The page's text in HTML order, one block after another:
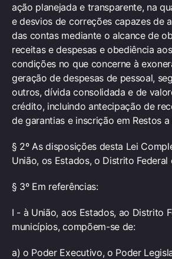
ação planejada e transparente, na
e desvios de correções capazes de
das contas mediante o alcance de
receitas e despesas e obediência
condições no que concerne à
geração de despesas de pessoal,
outros, dívida consolidada e de
crédito, incluindo antecipação de
de garantias e inscrição em Restos a
§ 2º As disposições desta Lei
União, os Estados, o Distrito Federal
§ 3º Em referências:
I - à União, aos Estados, ao Distrito
municípios, compõem-se de:
a) o Poder Executivo, o Poder